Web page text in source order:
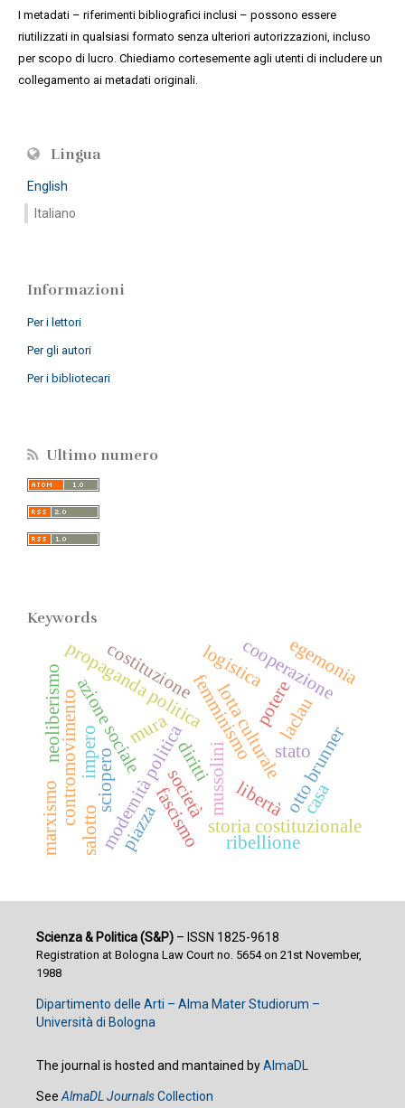
I metadati – riferimenti bibliografici inclusi – possono essere
riutilizzati in qualsiasi formato senza ulteriori autorizzazioni, incluso
per scopo di lucro. Chiediamo cortesemente agli utenti di includere un
collegamento ai metadati originali.
Lingua
English
Italiano
Informazioni
Per i lettori
Per gli autori
Per i bibliotecari
Ultimo numero
Keywords
femminismopotere
libertà
diritti
modernità politica mussolini
propaganda politicalotta culturale
fascismo
cooperazione
azione sociale
contromovimento stato
costituzione
storia costituzionale
otto brunner
impero
logistica egemonia
neoliberismo laclau
sciopero
ribellione
casa
piazza
mura
società
salotto
marxismo
Scienza & Politica (S&P)– ISSN 1825-9618
Registration at Bologna Law Court no. 5654 on 21st November,
1988
Dipartimento delle Arti – Alma Mater Studiorum –
Università di Bologna
The journal is hosted and mantained byAlmaDL
See AlmaDL JournalsCollection